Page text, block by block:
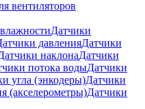
вентиляторов
Датчики
давленияДатчики
наклонаДатчики
потока водыДатчики
угла (энкодеры)Датчики
(акселерометры)Датчики